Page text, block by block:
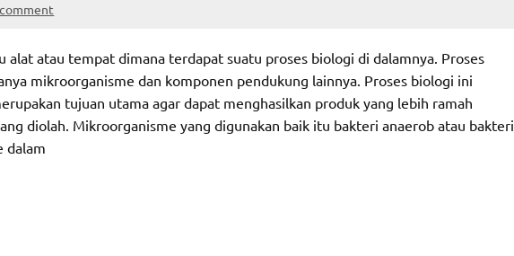
alat atau tempat dimana terdapat suatu proses biologi di dalamnya. Proses
mikroorganisme dan komponen pendukung lainnya. Proses biologi ini
tujuan utama agar dapat menghasilkan produk yang lebih ramah
diolah. Mikroorganisme yang digunakan baik itu bakteri anaerob atau bakteri
dalam